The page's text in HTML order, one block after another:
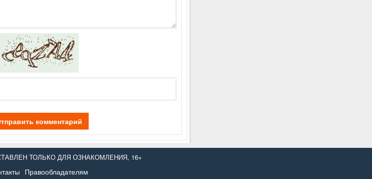
комментарий
ТОЛЬКО ДЛЯ ОЗНАКОМЛЕНИЯ, 16+
Правообладателям